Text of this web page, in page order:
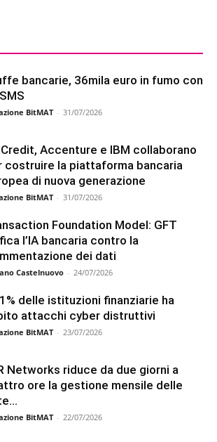
bancarie, 36mila euro in fumo con
BitMAT - 31/07/2026
Accenture e IBM collaborano
costruire la piattaforma bancaria
di nuova generazione
BitMAT - 31/07/2026
Foundation Model: GFT
l’IA bancaria contro la
dei dati
Castelnuovo - 24/07/2026
delle istituzioni finanziarie ha
attacchi cyber distruttivi
BitMAT - 23/07/2026
Networks riduce da due giorni a
ore la gestione mensile delle
BitMAT - 22/07/2026